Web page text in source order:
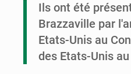
Ils ont été
Brazzaville par
Etats-Unis au
des Etats-Unis